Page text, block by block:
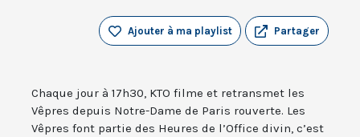
Partager
Ajouter à ma playlist
Chaque jour à 17h30, KTO filme et retransmet les
Vêpres depuis Notre-Dame de Paris rouverte. Les
Vêpres font partie des Heures de l’Office divin, c’est